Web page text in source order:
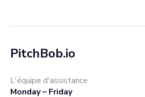
PitchBob.io
L'équipe d'assistance
Monday – Friday